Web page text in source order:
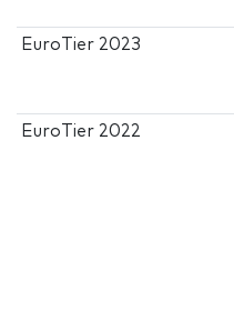
EuroTier 2023
EuroTier 2022